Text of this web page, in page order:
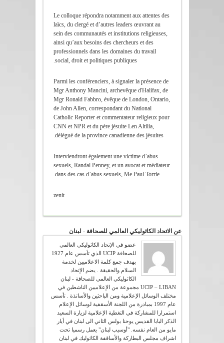
Le colloque répondra notamment aux attentes des
laïcs, du clergé et d’autres leaders œuvrant au
sein des communautés et institutions religieuses,
ainsi qu’aux besoins des chercheurs et des
professionnels dans les domaines du travail
social, droit et politiques publiques.
Parmi les conférenciers, à signaler la présence de
Mgr Anthony Mancini, archevêque d'Halifax, de
Mgr Ronald Fabbro, évêque de London, Ontario,
de John Allen, correspondant du National
Catholic Reporter et commentateur religieux pour
CNN et NPR et du père jésuite Len Altilia,
délégué de la province canadienne des jésuites.
Interviendront également une victime d’abus
sexuels, Randal Penney, et un avocat et médiateur
dans des cas d’abus sexuels, Me Paul Torrie.
zenit
عن الاتحاد الكاثوليكي العالمي للصحافة - لبنان
عضو في الإتحاد الكاثوليكي العالمي
للصحافة UCIP الذي تأسس عام 1927
بهدف جمع كلمة الاعلاميين لخدمة
السلام والحقيقة . يضم الإتحاد
الكاثوليكي العالمي للصحافة - لبنان
UCIP – LIBAN مجموعة من الإعلاميين الناشطين في
مختلف الوسائل الإعلامية ومن الباحثين والأساتذة . تأسس
عام 1997 بمبادرة من اللجنة الأسقفية لوسائل الإعلام
استمرارا للمشاركة في التغطية الإعلامية لزيارة السعيد
الذكر البابا القديس يوحنا بولس الثاني الى لبنان في أيار
مايو من العام نفسه. "أوسيب لبنان" يعمل رسميا تحت
اشراف مجلس البطاركة والأساقفة الكاثوليك في لبنان